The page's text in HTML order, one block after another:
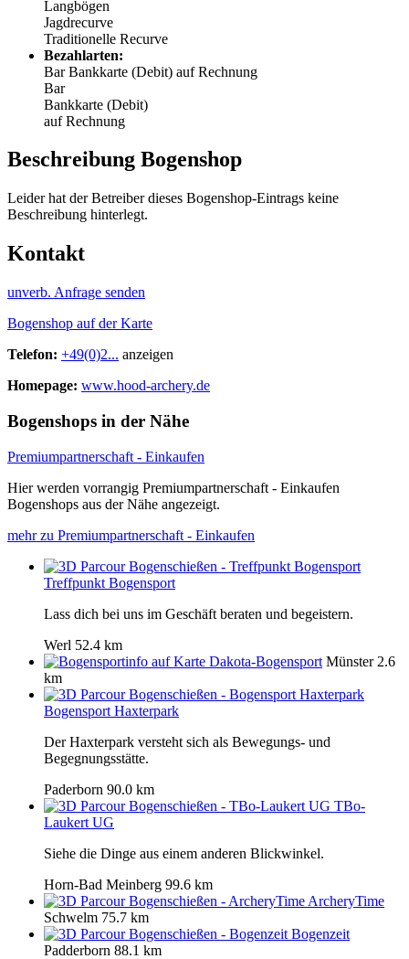
Langbögen
Jagdrecurve
Traditionelle Recurve
Bezahlarten:
BarBankkarte (Debit) auf Rechnung
Bar
Bankkarte (Debit)
auf Rechnung
Beschreibung Bogenshop
Leider hat der Betreiber dieses Bogenshop-Eintrags keine
Beschreibung hinterlegt.
Kontakt
unverb. Anfrage senden
Bogenshop auf der Karte
Telefon: +49(0)2... anzeigen
Homepage: www.hood-archery.de
Bogenshops in der Nähe
Premiumpartnerschaft - Einkaufen
Hier werden vorrangig Premiumpartnerschaft - Einkaufen
Bogenshops aus der Nähe angezeigt.
mehr zu Premiumpartnerschaft - Einkaufen
Treffpunkt Bogensport
Lass dich bei uns im Geschäft beraten und begeistern.
Werl 52.4 km
Dakota-Bogensport Münster 2.6
km
Bogensport Haxterpark
Der Haxterpark versteht sich als Bewegungs- und
Begegnungsstätte.
Paderborn 90.0 km
TBo-
Laukert UG
Siehe die Dinge aus einem anderen Blickwinkel.
Horn-Bad Meinberg 99.6 km
ArcheryTime
Schwelm 75.7 km
Bogenzeit
Padderborn 88.1 km